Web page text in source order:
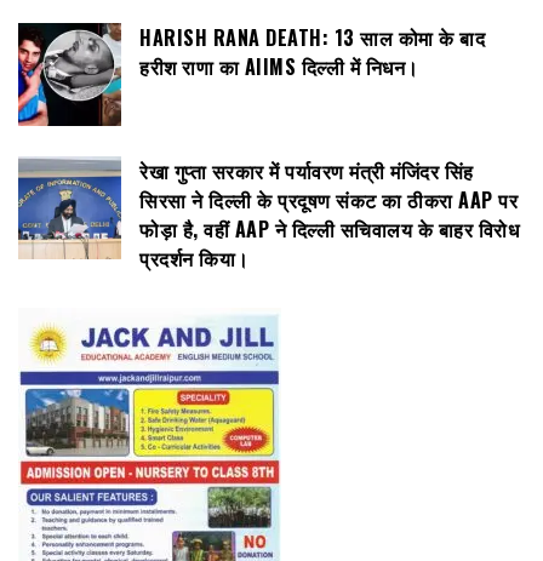
HARISH RANA DEATH: 13 साल कोमा के बाद
हरीश राणा का AIIMS दिल्ली में निधन।
रेखा गुप्ता सरकार में पर्यावरण मंत्री मंजिंदर सिंह
सिरसा ने दिल्ली के प्रदूषण संकट का ठीकरा AAP पर
फोड़ा है, वहीं AAP ने दिल्ली सचिवालय के बाहर विरोध
प्रदर्शन किया।